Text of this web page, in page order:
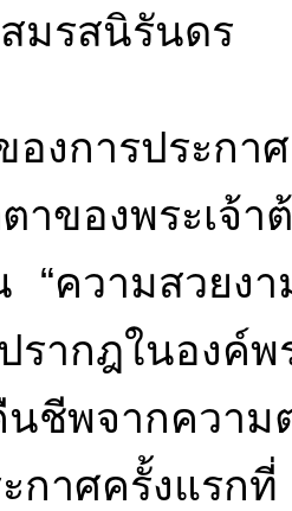
มรสนิรันดร
งการประกา
าของพระเจ้
ความสวยงา
รากฎในองค์
นชีพจากความ
กาศครั้งแรก